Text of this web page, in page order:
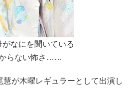
がなにを聞いている
らない怖さ……
慧が木曜レギュラーとして出演し